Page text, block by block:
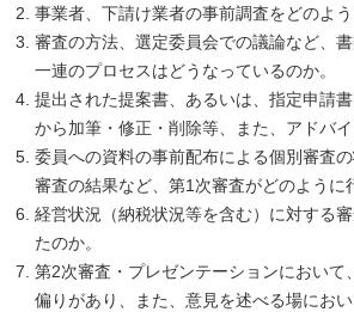
事業者、下請け業者の事前調査をどのよう
審査の方法、選定委員会での議論など、
一連のプロセスはどうなっているのか。
提出された提案書、あるいは、指定申請
から加筆・修正・削除等、また、アドバイ
委員への資料の事前配布による個別審査
審査の結果など、第1次審査がどのように
経営状況（納税状況等を含む）に対する
たのか。
第2次審査・プレゼンテーションにおいて
偏りがあり、また、意見を述べる場にお